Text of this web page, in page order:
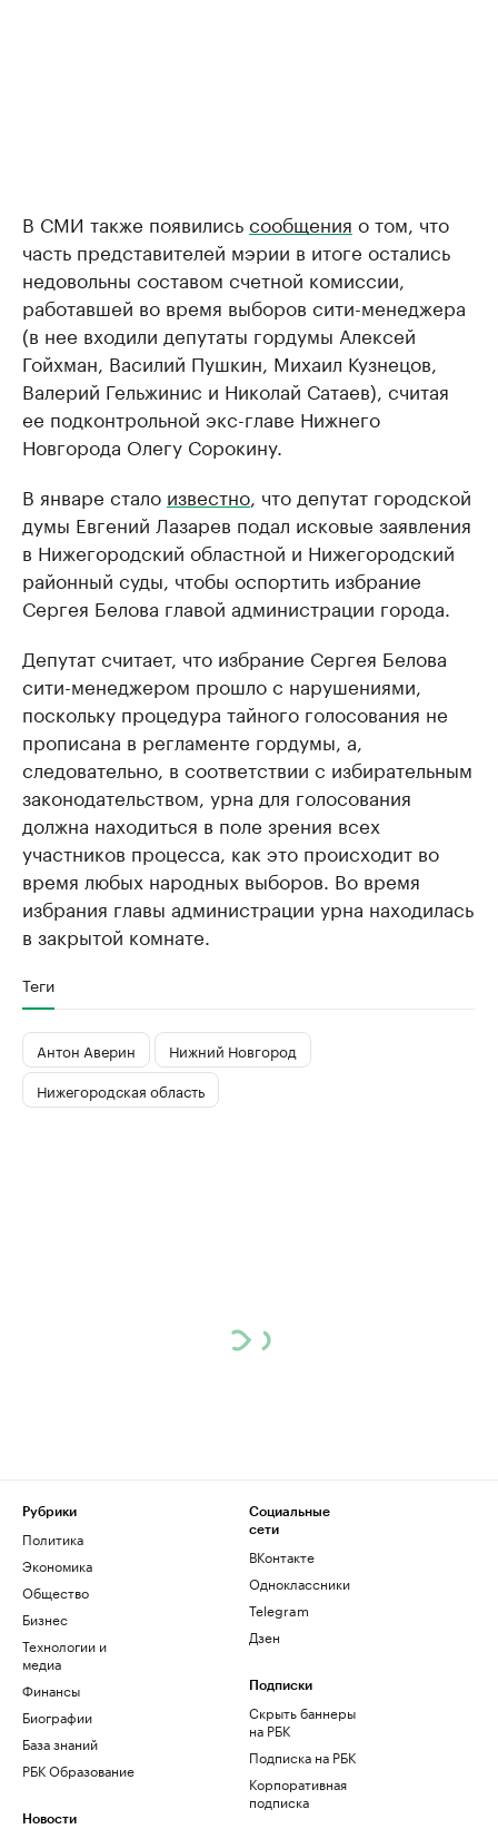
В СМИ также появилисьсообщения о том, что
часть представителей мэрии в итоге остались
недовольны составом счетной комиссии,
работавшей во время выборов сити-менеджера
(в нее входили депутаты гордумы Алексей
Гойхман, Василий Пушкин, Михаил Кузнецов,
Валерий Гельжинис и Николай Сатаев), считая
ее подконтрольной экс-главе Нижнего
Новгорода Олегу Сорокину.
В январе стало известно, что депутат городской
думы Евгений Лазарев подал исковые заявления
в Нижегородский областной и Нижегородский
районный суды, чтобы оспортить избрание
Сергея Белова главой администрации города.
Депутат считает, что избрание Сергея Белова
сити-менеджером прошло с нарушениями,
поскольку процедура тайного голосования не
прописана в регламенте гордумы, а,
следовательно, в соответствии с избирательным
законодательством, урна для голосования
должна находиться в поле зрения всех
участников процесса, как это происходит во
время любых народных выборов. Во время
избрания главы администрации урна находилась
в закрытой комнате.
Теги
Антон Аверин
Нижний Новгород
Нижегородская область
Рубрики
Политика
Экономика
Общество
Бизнес
Технологии и
медиа
Финансы
Биографии
База знаний
РБК Образование
Новости
Социальные
сети
ВКонтакте
Одноклассники
Telegram
Дзен
Подписки
Скрыть баннеры
на РБК
Подписка на РБК
Корпоративная
подписка